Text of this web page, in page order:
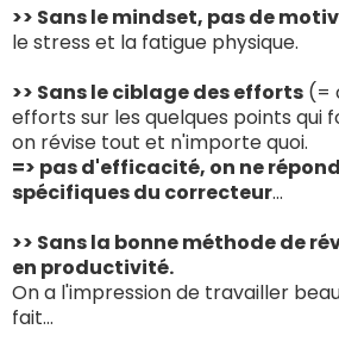
>> Sans le mindset, pas de
le stress et la fatigue physique.
>> Sans le ciblage des efforts (=
efforts sur les quelques points qui
on révise tout et n'importe quoi.
=> pas d'efficacité, on ne
spécifiques du correcteur...
>> Sans la bonne méthode de
en productivité.
On a l'impression de travailler
fait...